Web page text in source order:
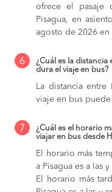
ofrece el pasaje
Pisagua, en
agosto de 2026 en
6
¿Cuál es la distancia
dura el viaje en bus?
La distancia
viaje en bus
7
¿Cuál es el horario
viajar en bus desde
El horario más
a Pisagua es a las
El horario más